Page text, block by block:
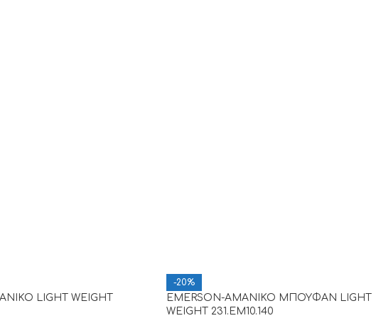
LIGHT WEIGHT
-20%
EMERSON-ΑΜΑΝΙΚΟ ΜΠΟΥΦΑΝ LIGHT
WEIGHT 231.EM10.140